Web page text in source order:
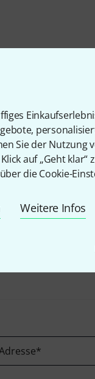
Sie der Nutzung
auf „Geht klar“
die Cookie-
Weitere Infos
sehen?
*